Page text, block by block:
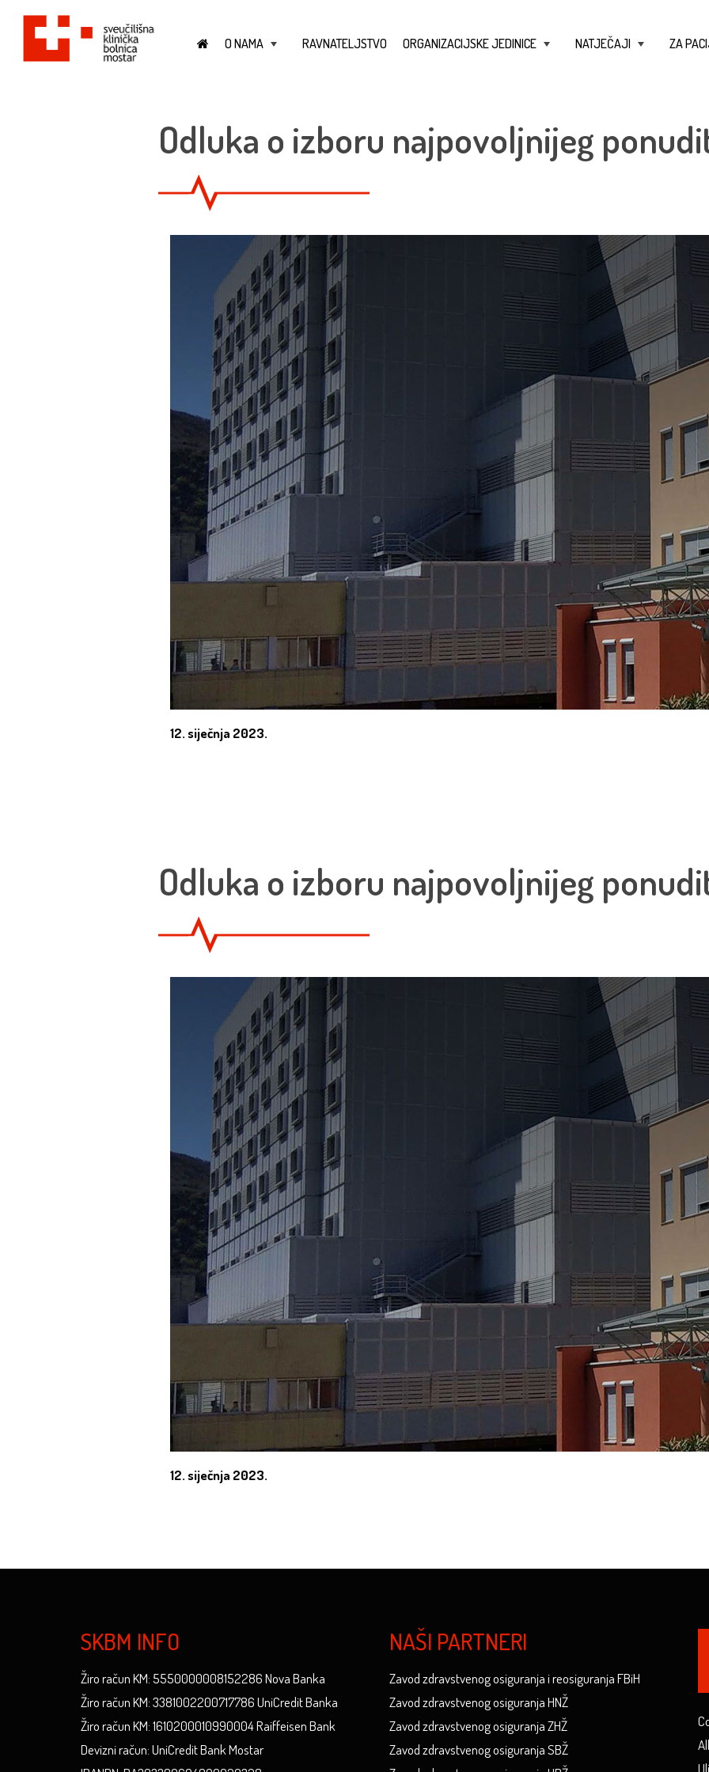
O NAMA RAVNATELJSTVO ORGANIZACIJSKE JEDINICE NATJEČAJI ZA
Odluka o izboru najpovoljnijeg
12. siječnja 2023.
Odluka o izboru najpovoljnijeg
12. siječnja 2023.
SKBM INFO
Žiro račun KM: 5550000008152286 Nova Banka
Žiro račun KM: 3381002200717786 UniCredit Banka
Žiro račun KM: 1610200010990004 Raiffeisen Bank
Devizni račun: UniCredit Bank Mostar
NAŠI PARTNERI
Zavod zdravstvenog osiguranja i reosiguranja FBiH
Zavod zdravstvenog osiguranja HNŽ
Zavod zdravstvenog osiguranja ZHŽ
Zavod zdravstvenog osiguranja SBŽ